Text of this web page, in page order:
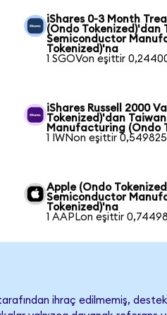
iShares 0-3 Month
(Ondo Tokenized)'dan
Semiconductor
Tokenized)'na
1 SGOVon eşittir
iShares Russell 2000
Tokenized)'dan
Manufacturing (Ondo
1 IWNon eşittir
Apple (Ondo
Semiconductor
Tokenized)'na
1 AAPLon eşittir
ihraç edilmemiş,